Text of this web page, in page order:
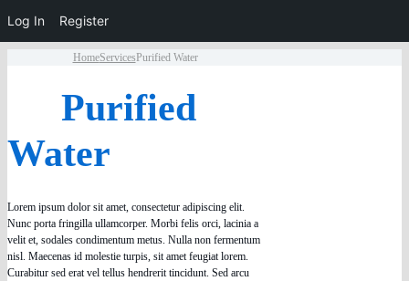
HomeServicesPurified Water
Purified
Water
Lorem ipsum dolor sit amet, consectetur adipiscing elit.
Nunc porta fringilla ullamcorper. Morbi felis orci, lacinia a
velit et, sodales condimentum metus. Nulla non fermentum
nisl. Maecenas id molestie turpis, sit amet feugiat lorem.
Curabitur sed erat vel tellus hendrerit tincidunt. Sed arcu
Log In Register